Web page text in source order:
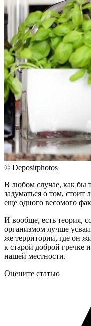
© Depositphotos
В любом случае, как бы
задуматься о том, стоит
еще одного весомого
И вообще, есть теория,
организмом лучше
же территории, где он
к старой доброй
нашей местности.
Оцените статью